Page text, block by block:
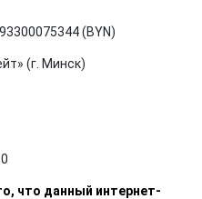
(BYN)
(г. Минск)
что данный интернет-